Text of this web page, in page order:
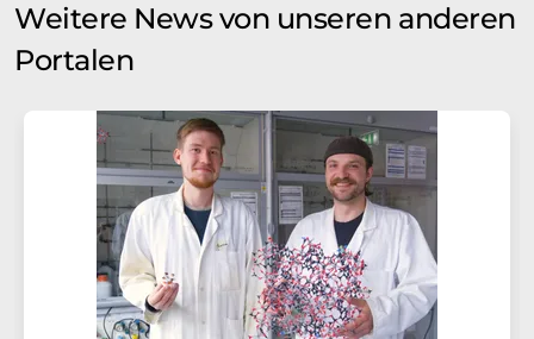
Weitere News von unseren anderen
Portalen